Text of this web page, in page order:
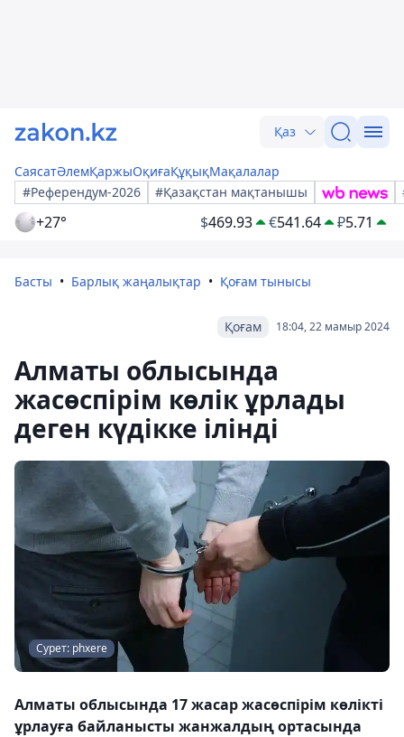
Қаз
СаясатӘлемҚаржыОқиғаҚұқықМақалалар
#Референдум-2026
#Қазақстан мақтанышы
+27° $469.93 €541.64 ₽5.71
Басты Барлық жаңалықтар Қоғам тынысы
18:04, 22 мамыр 2024
Қоғам
Алматы облысында
жасөспірім көлік ұрлады
деген күдікке ілінді
Сурет: phxere
Алматы облысында 17 жасар жасөспірім көлікті
ұрлауға байланысты жанжалдың ортасында